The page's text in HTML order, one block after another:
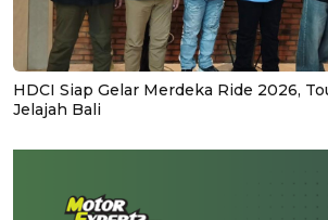
HDCI Siap Gelar Merdeka Ride 2026,
Jelajah Bali